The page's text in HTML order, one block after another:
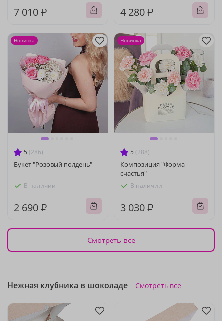
7 010 ₽ 4 280 ₽
5 (286)
Букет "Розовый полдень"
В наличии
2 690 ₽
Новинка
5 (288)
Композиция "Форма
счастья"
В наличии
3 030 ₽
Новинка
Смотреть все
Нежная клубника в шоколаде Смотреть все